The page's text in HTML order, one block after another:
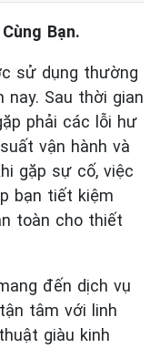
Bạn.
sử dụng thường
nay. Sau thời gian
phải các lỗi hư
vận hành và
gặp sự cố, việc
bạn tiết kiệm
toàn cho thiết
đến dịch vụ
tâm với linh
giàu kinh